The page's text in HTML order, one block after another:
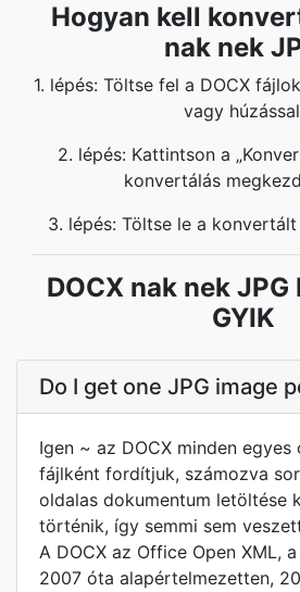
Hogyan kell
nak nek
1. lépés: Töltse fel a DOCX
vagy
2. lépés: Kattintson a
konvertálás
3. lépés: Töltse le a
DOCX nak nek
GYIK
Do I get one JPG image
Igen ~ az DOCX minden egyes
fájlként fordítjuk, számozva
oldalas dokumentum letöltése
történik, így semmi sem
A DOCX az Office Open XML,
2007 óta alapértelmezetten,